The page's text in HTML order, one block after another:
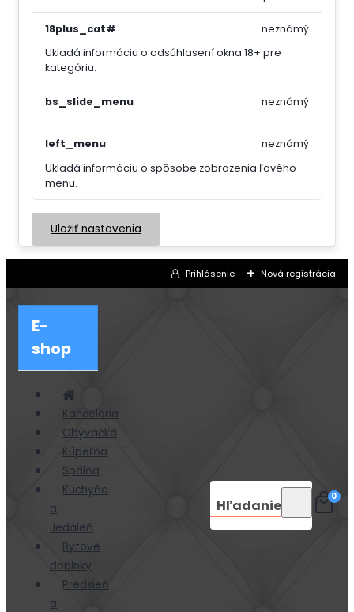
18plus_cat#
Ukladá informáciu o odsúhlasení okna 18+ pre
kategóriu.
neznámý
bs_slide_menu neznámý
left_menu
Ukladá informáciu o spôsobe zobrazenia ľavého
menu.
neznámý
Uložiť nastavenia
Prihlásenie Nová registrácia
E-
shop
Kancelária
Obývačka
Kúpeľňa
Spálňa
Kuchyňa
a
Jedáleň
Bytové
doplnky
Predsieň
a
Hľadanie 0